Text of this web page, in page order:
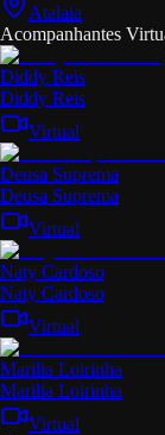
Atalaia
Acompanhantes
Diddy Reis
Diddy Reis
Virtual
Deusa Suprema
Deusa Suprema
Virtual
Naty Cardoso
Naty Cardoso
Virtual
Marilia Loirinha
Marilia Loirinha
Virtual